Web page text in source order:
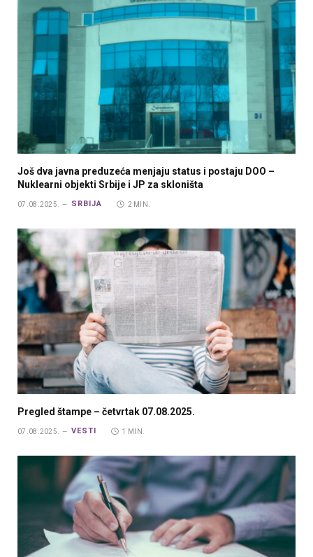
Još dva javna preduzeća menjaju status i postaju DOO –
Nuklearni objekti Srbije i JP za skloništa
07.08.2025. SRBIJA 2 MIN.
Pregled štampe – četvrtak 07.08.2025.
07.08.2025. VESTI 1 MIN.